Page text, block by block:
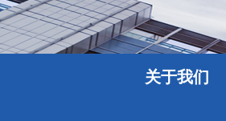
关于我们